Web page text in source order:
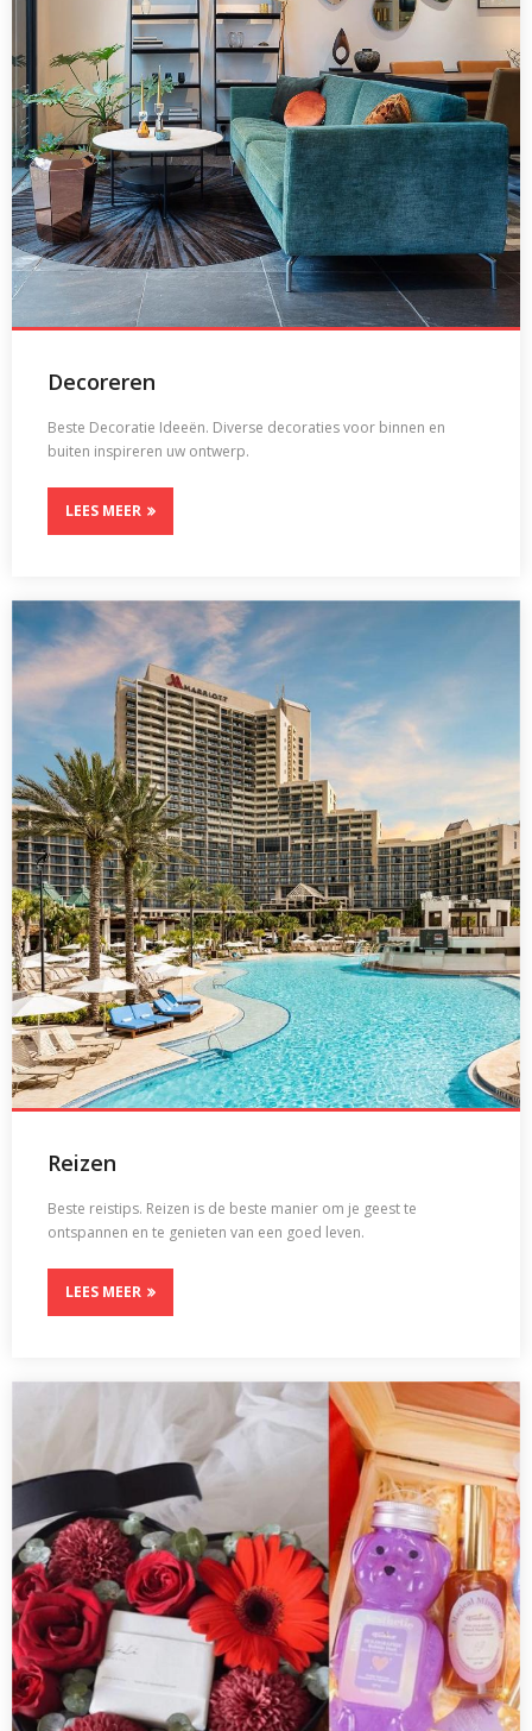
Decoreren
Beste Decoratie Ideeën. Diverse decoraties voor binnen en
buiten inspireren uw ontwerp.
LEES MEER
Reizen
Beste reistips. Reizen is de beste manier om je geest te
ontspannen en te genieten van een goed leven.
LEES MEER